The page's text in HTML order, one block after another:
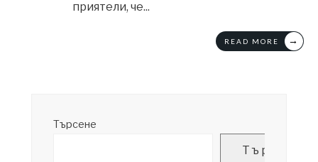
приятели, че...
READ MORE →
Търсене
Търсене